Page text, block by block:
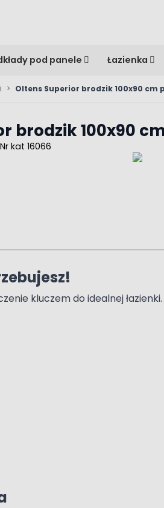
pod panele Łazienka
> Oltens Superior brodzik 100x90
brodzik 100x90
Nr kat 16066
kluczem do idealnej